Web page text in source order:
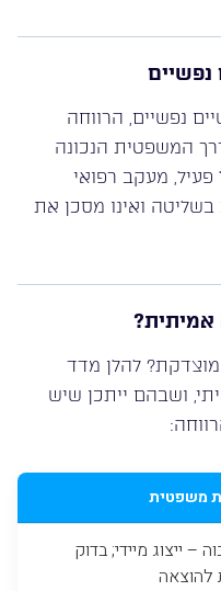
נפשיים
נפשיים, הרווחה
המשפטית הנכונה
מעקב רפואי
ואינו מסכן את
אמיתית?
להלן מדד
ושבהם ייתכן שיש
משפטית
– ייצוג מיידי; בדוק
להוצאה